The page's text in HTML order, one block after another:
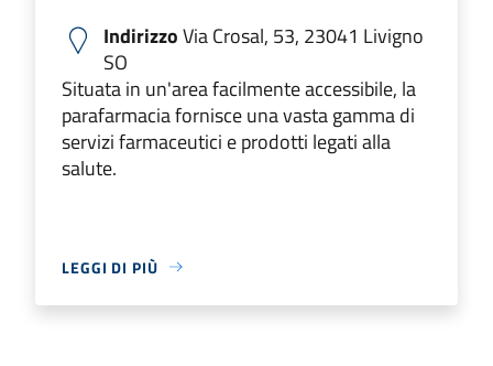
IndirizzoVia Crosal, 53, 23041 Livigno
SO
Situata in un'area facilmente accessibile, la
parafarmacia fornisce una vasta gamma di
servizi farmaceutici e prodotti legati alla
salute.
LEGGI DI PIÙ